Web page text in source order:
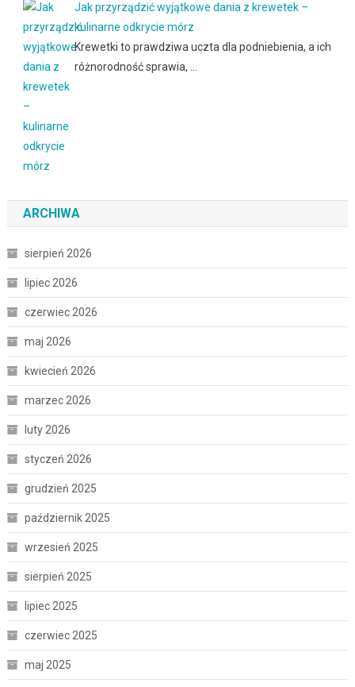
Jak przyrządzić wyjątkowe dania z krewetek –
kulinarne odkrycie mórz
Krewetki to prawdziwa uczta dla podniebienia, a ich
różnorodność sprawia, …
ARCHIWA
sierpień 2026
lipiec 2026
czerwiec 2026
maj 2026
kwiecień 2026
marzec 2026
luty 2026
styczeń 2026
grudzień 2025
październik 2025
wrzesień 2025
sierpień 2025
lipiec 2025
czerwiec 2025
maj 2025